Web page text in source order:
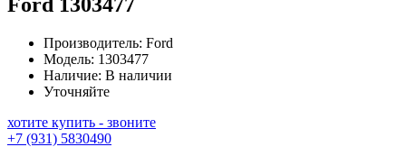
Производитель: Ford
Модель: 1303477
Наличие: В наличии
Уточняйте
хотите купить - звоните
+7 (931) 5830490